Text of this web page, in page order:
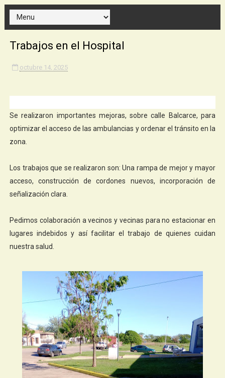
Trabajos en el Hospital
octubre 14, 2025
Se realizaron importantes mejoras, sobre calle Balcarce, para
optimizar el acceso de las ambulancias y ordenar el tránsito en la
zona.
Los trabajos que se realizaron son: Una rampa de mejor y mayor
acceso, construcción de cordones nuevos, incorporación de
señalización clara.
Pedimos colaboración a vecinos y vecinas para no estacionar en
lugares indebidos y así facilitar el trabajo de quienes cuidan
nuestra salud.